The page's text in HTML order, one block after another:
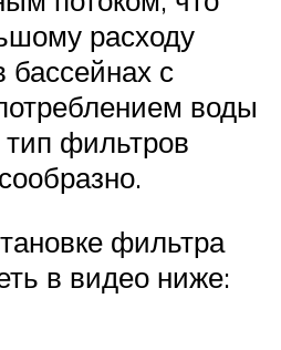
расходу
бассейнах с
воды
тип фильтров
фильтра
в видео ниже: